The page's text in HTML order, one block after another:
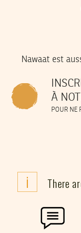
Nawaat est
À
POUR NE
i There